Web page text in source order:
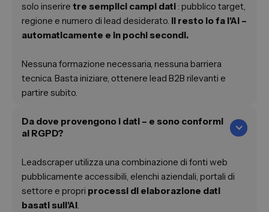
solo inserire tre semplici campi dati: pubblico target,
regione e numero di lead desiderato. Il resto lo fa l'AI –
automaticamente e in pochi secondi.
Nessuna formazione necessaria, nessuna barriera
tecnica. Basta iniziare, ottenere lead B2B rilevanti e
partire subito.
Da dove provengono i dati – e sono conformi
al RGPD?
Leadscraper utilizza una combinazione di fonti web
pubblicamente accessibili, elenchi aziendali, portali di
settore e propri processi di elaborazione dati
basati sull'AI.